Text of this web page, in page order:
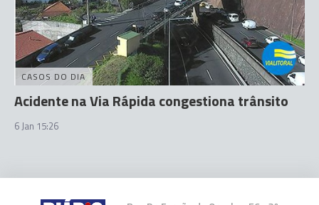
CASOS DO DIA
Acidente na Via Rápida congestiona trânsito
6 Jan 15:26